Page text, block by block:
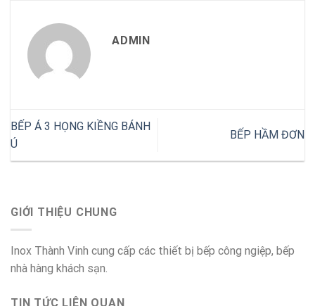
ADMIN
BẾP Á 3 HỌNG KIỀNG BÁNH
Ú
BẾP HẦM ĐƠN
GIỚI THIỆU CHUNG
Inox Thành Vinh cung cấp các thiết bị bếp công ngiệp, bếp
nhà hàng khách sạn.
TIN TỨC LIÊN QUAN